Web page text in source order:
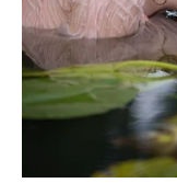
Всю промиту і
Все з’єднуємо в
перемішувати,
масло.
Перемішуємо,